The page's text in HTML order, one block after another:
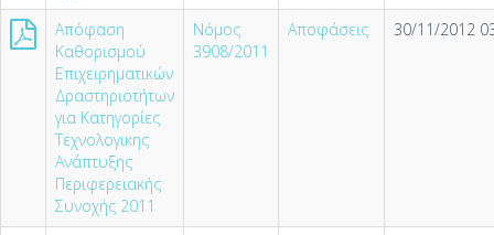
Απόφαση
Καθορισμού
Επιχειρηματικών
Δραστηριοτήτων
για Κατηγορίες
Τεχνολογικης
Ανάπτυξης
Περιφερειακής
Συνοχής 2011
Νόμος
3908/2011
Αποφάσεις 30/11/2012